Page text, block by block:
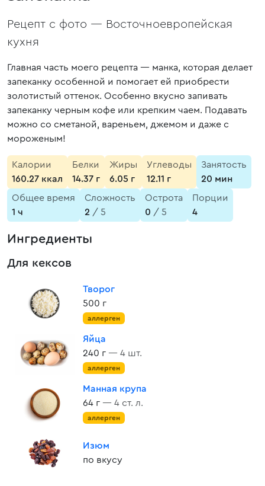
Рецепт с фото — Восточноевропейская
кухня
Главная часть моего рецепта — манка, которая делает
запеканку особенной и помогает ей приобрести
золотистый оттенок. Особенно вкусно запивать
запеканку черным кофе или крепким чаем. Подавать
можно со сметаной, вареньем, джемом и даже с
мороженым!
Калории
160.27 ккал
Белки
14.37 г
Жиры
6.05 г
Углеводы
12.11 г
Занятость
20 мин
Общее время
1 ч
Сложность
2 / 5
Острота
0 / 5
Порции
4
Ингредиенты
Для кексов
Творог
500 г
аллерген
Яйца
240 г — 4 шт.
аллерген
Манная крупа
64 г — 4 ст. л.
аллерген
Изюм
по вкусу